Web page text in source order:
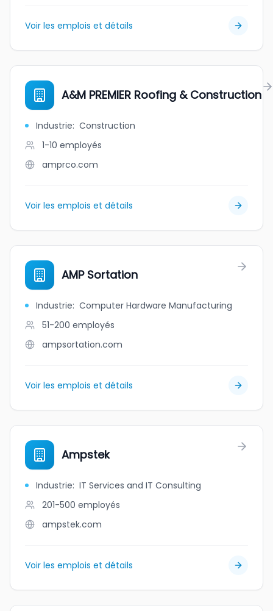
Voir les emplois et détails
A&M PREMIER Roofing & Construction
Industrie: Construction
1-10 employés
amprco.com
Voir les emplois et détails
AMP Sortation
Industrie: Computer Hardware Manufacturing
51-200 employés
ampsortation.com
Voir les emplois et détails
Ampstek
Industrie: IT Services and IT Consulting
201-500 employés
ampstek.com
Voir les emplois et détails